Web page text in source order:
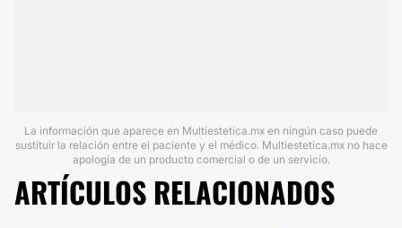
La información que aparece en Multiestetica.mx en ningún caso puede
sustituir la relación entre el paciente y el médico. Multiestetica.mx no hace
apología de un producto comercial o de un servicio.
ARTÍCULOS RELACIONADOS